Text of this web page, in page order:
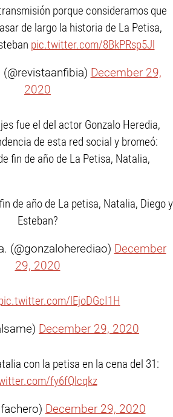
porque consideramos que
de largo la historia de La Petisa,
pic.twitter.com/8BkPRsp5Jl
December 29,
2020
fue el del actor Gonzalo Heredia,
de esta red social y bromeó:
fin de año de La Petisa, Natalia,
de año de La petisa, Natalia, Diego y
Esteban?
(@gonzaloherediao) December
29, 2020
lEjoDGcI1H
December 29, 2020
con la petisa en la cena del 31:
fy6fQlcqkz
December 29, 2020